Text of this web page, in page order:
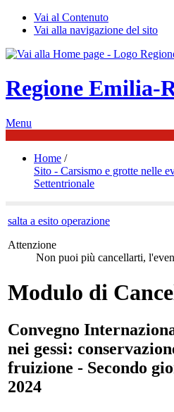
Vai al Contenuto
Vai alla navigazione del sito
Regione Emilia-
Menu
Home /
Sito - Carsismo e grotte nelle
Settentrionale
salta a esito operazione
Attenzione
Non puoi più cancellarti,
Modulo di
Convegno
nei gessi:
fruizione - Secondo
2024